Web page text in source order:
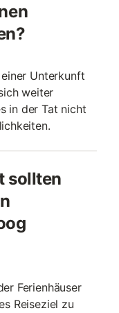
Unterkunft
weiter
in der Tat nicht
sollten
Ferienhäuser
Reiseziel zu